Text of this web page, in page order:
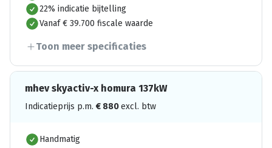
22% indicatie bijtelling
Vanaf € 39.700 fiscale waarde
Toon meer specificaties
mhev skyactiv-x homura 137kW
Indicatieprijs p.m. € 880excl. btw
Handmatig